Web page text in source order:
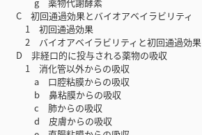
C 初回通過効果とバイオアベイラビリティ
1 初回通過効果
2 バイオアベイラビリティと初回通過効果
D 非経口的に投与される薬物の吸収
1 消化管以外からの吸収
a 口腔粘膜からの吸収
b 鼻粘膜からの吸収
c 肺からの吸収
d 皮膚からの吸収